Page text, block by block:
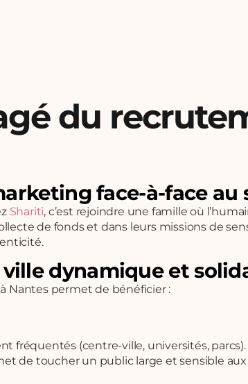
du
face-à-face au
Shariti, c’est rejoindre une famille où
de fonds et dans leurs missions de
dynamique et
Nantes permet de bénéficier :
fréquentés (centre-ville, universités, parcs).
de toucher un public large et sensible aux